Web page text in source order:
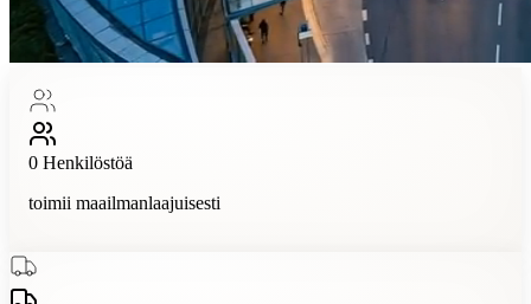
0 Henkilöstöä
toimii maailmanlaajuisesti